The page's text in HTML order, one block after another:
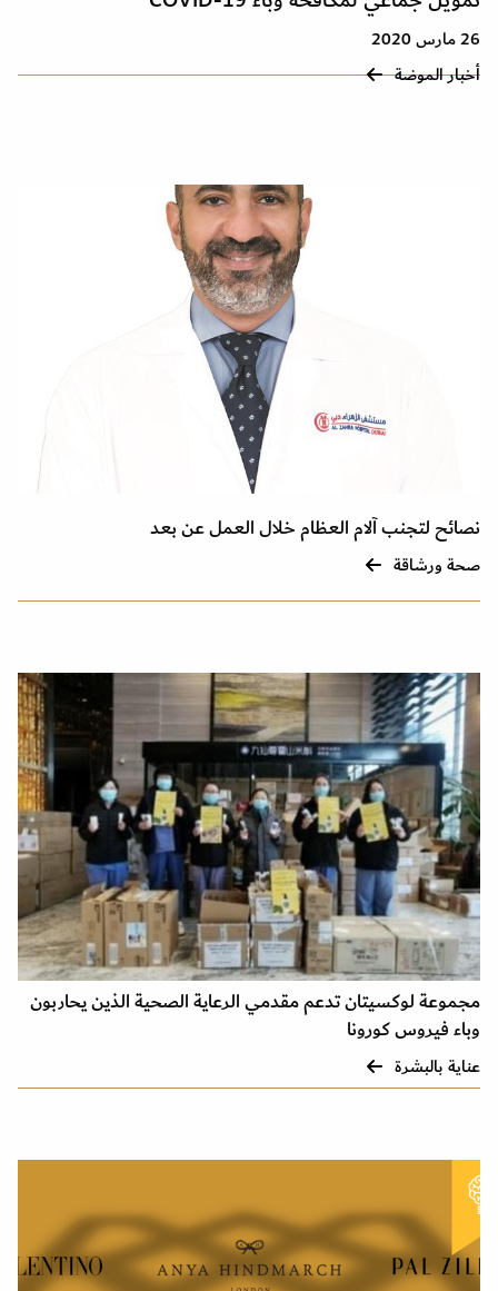
26 مارس 2020
أخبار الموضة
نصائح لتجنب آلام العظام خلال العمل عن بعد
صحة ورشاقة
مجموعة لوكسيتان تدعم مقدمي الرعاية الصحية الذين يحاربون
وباء فيروس كورونا
عناية بالبشرة